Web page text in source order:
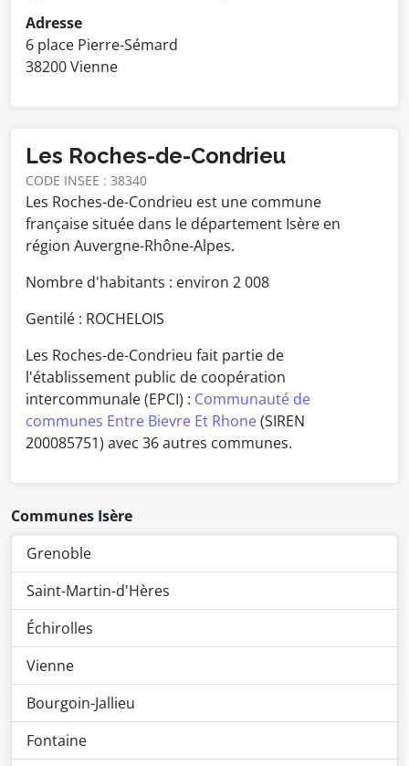
Adresse
6 place Pierre-Sémard
38200 Vienne
Les Roches-de-Condrieu
CODE INSEE : 38340
Les Roches-de-Condrieu est une commune
française située dans le département Isère en
région Auvergne-Rhône-Alpes.
Nombre d'habitants : environ 2 008
Gentilé : ROCHELOIS
Les Roches-de-Condrieu fait partie de
l'établissement public de coopération
intercommunale (EPCI) : Communauté de
communes Entre Bievre Et Rhone(SIREN
200085751) avec 36 autres communes.
Communes Isère
Grenoble
Saint-Martin-d'Hères
Échirolles
Vienne
Bourgoin-Jallieu
Fontaine